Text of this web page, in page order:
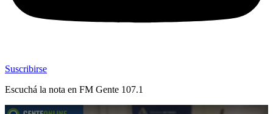
Suscribirse
Escuchá la nota en FM Gente 107.1